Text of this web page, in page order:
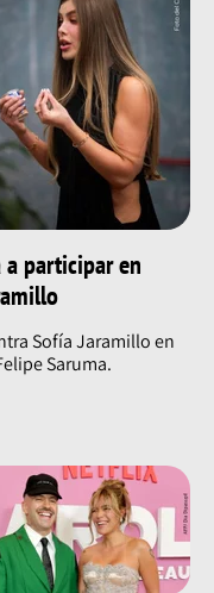
participar en
Sofía Jaramillo en
Saruma.